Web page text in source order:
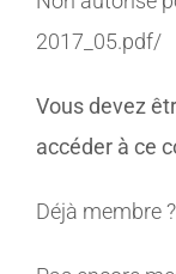
MEMBRES
CONTACT
2017_05.pdf/
Vous devez
accéder à ce
Déjà membre ?